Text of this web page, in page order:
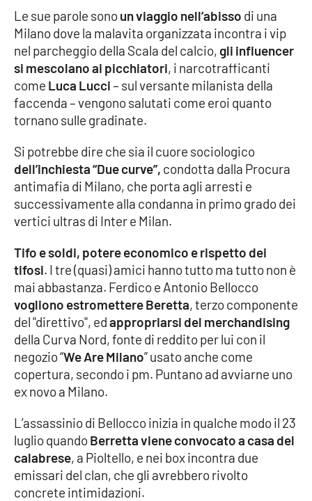
Lactv.it
Laconair.it
Lacitymag.it
Lacapitalenews.it
Ilreggino.it
Cosenzachannel.it
Ilvibonese.it
Catanzarochannel.it
APP
Android
Le sue parole sonoun viaggio nell’abisso di una
Milano dove la malavita organizzata incontra i vip
nel parcheggio della Scala del calcio, gli influencer
si mescolano ai picchiatori, i narcotrafficanti
come Luca Lucci­– sul versante milanista della
faccenda – vengono salutati come eroi quanto
tornano sulle gradinate.
Si potrebbe dire che sia il cuore sociologico
dell’inchiesta “Due curve”, condotta dalla Procura
antimafia di Milano, che porta agli arresti e
successivamente alla condanna in primo grado dei
vertici ultras di Inter e Milan.
Tifo e soldi, potere economico e rispetto dei
tifosi. I tre (quasi) amici hanno tutto ma tutto non è
mai abbastanza. Ferdico e Antonio Bellocco
vogliono estromettere Beretta, terzo componente
del "direttivo", edappropriarsi del merchandising
della Curva Nord, fonte di reddito per lui con il
negozio “We Are Milano” usato anche come
copertura, secondo i pm. Puntano ad avviarne uno
ex novo a Milano.
L’assassinio di Bellocco inizia in qualche modo il 23
luglio quandoBerretta viene convocato a casa del
calabrese, a Pioltello, e nei box incontra due
emissari del clan, che gli avrebbero rivolto
concrete intimidazioni.